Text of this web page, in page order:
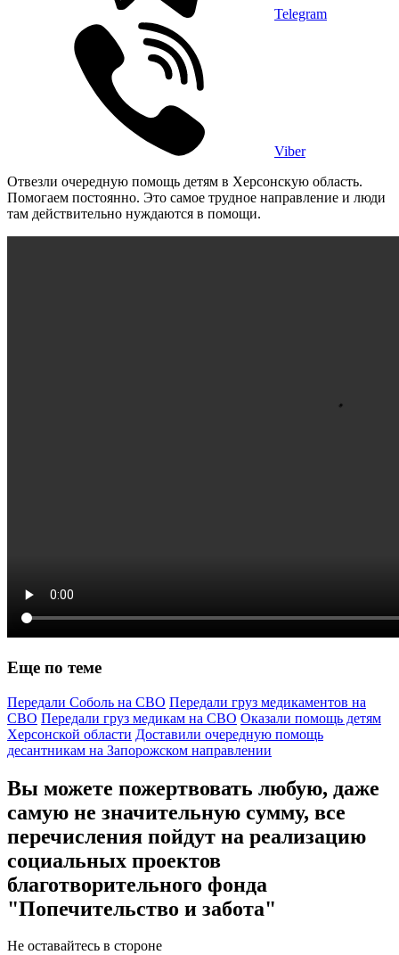
Telegram
Viber
Отвезли очередную помощь детям в Херсонскую область.
Помогаем постоянно. Это самое трудное направление и люди
там действительно нуждаются в помощи.
Еще по теме
Передали Соболь на СВО Передали груз медикаментов на
СВО Передали груз медикам на СВО Оказали помощь детям
Херсонской области Доставили очередную помощь
десантникам на Запорожском направлении
Вы можете пожертвовать любую, даже
самую не значительную сумму, все
перечисления пойдут на реализацию
социальных проектов
благотворительного фонда
"Попечительство и забота"
Не оставайтесь в стороне